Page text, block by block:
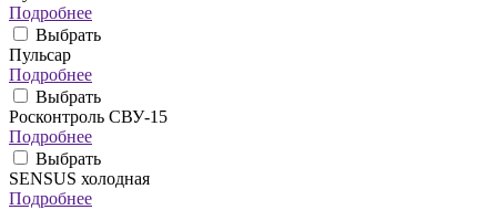
Подробнее
Выбрать
Пульсар
Подробнее
Выбрать
Росконтроль СВУ-15
Подробнее
Выбрать
SENSUS холодная
Подробнее